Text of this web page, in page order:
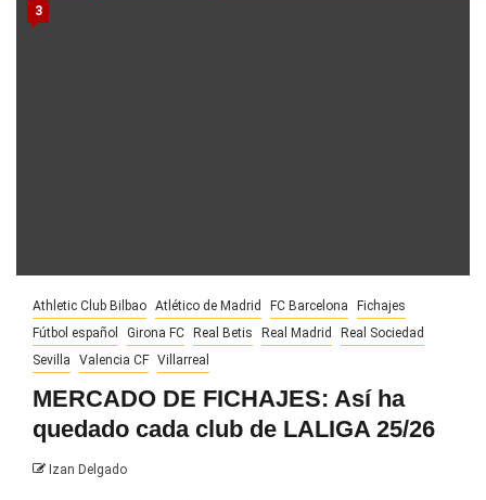
3
Athletic Club Bilbao Atlético de Madrid FC Barcelona
Fichajes
Fútbol español
Girona FC Real Betis Real Madrid
Real Sociedad
Sevilla
Valencia CF Villarreal
MERCADO DE FICHAJES: Así ha
quedado cada club de LALIGA 25/26
Izan Delgado